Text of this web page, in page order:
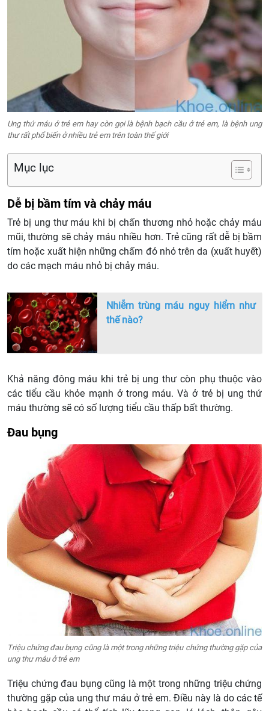
Ung thứ máu ở trẻ em hay còn gọi là bệnh bạch cầu ở trẻ em, là bệnh ung
thư rất phổ biến ở nhiều trẻ em trên toàn thế giới
Mục lục
Dễ bị bầm tím và chảy máu
Trẻ bị ung thư máu khi bị chấn thương nhỏ hoặc chảy máu
mũi, thường sẽ chảy máu nhiều hơn. Trẻ cũng rất dễ bị bầm
tím hoặc xuất hiện những chấm đỏ nhỏ trên da (xuất huyết)
do các mạch máu nhỏ bị chảy máu.
Nhiễm trùng máu nguy hiểm như
thế nào?
Khả năng đông máu khi trẻ bị ung thư còn phụ thuộc vào
các tiểu cầu khỏe mạnh ở trong máu. Và ở trẻ bị ung thứ
máu thường sẽ có số lượng tiểu cầu thấp bất thường.
Đau bụng
Triệu chứng đau bụng cũng là một trong những triệu chứng thường gặp của
ung thư máu ở trẻ em
Triệu chứng đau bụng cũng là một trong những triệu chứng
thường gặp của ung thư máu ở trẻ em. Điều này là do các tế